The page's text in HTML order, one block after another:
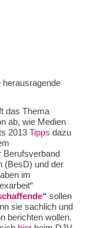
herausragende
das Thema
ab, wie Medien
2013 Tipps dazu
Berufsverband
(BesD) und der
im
“ sollen
sie sachlich und
berichten wollen.